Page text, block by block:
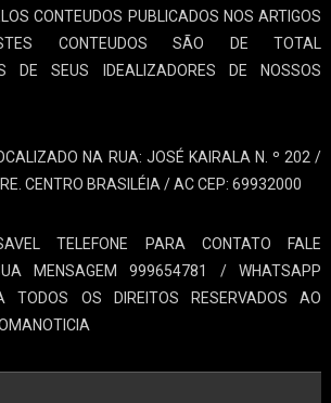
CONTEUDOS PUBLICADOS NOS ARTIGOS
CONTEUDOS SÃO DE TOTAL
DE SEUS IDEALIZADORES DE NOSSOS
NA RUA: JOSÉ KAIRALA N. º 202 /
CENTRO BRASILÉIA / AC CEP: 69932000
TELEFONE PARA CONTATO FALE
MENSAGEM 999654781 / WHATSAPP
TODOS OS DIREITOS RESERVADOS AO